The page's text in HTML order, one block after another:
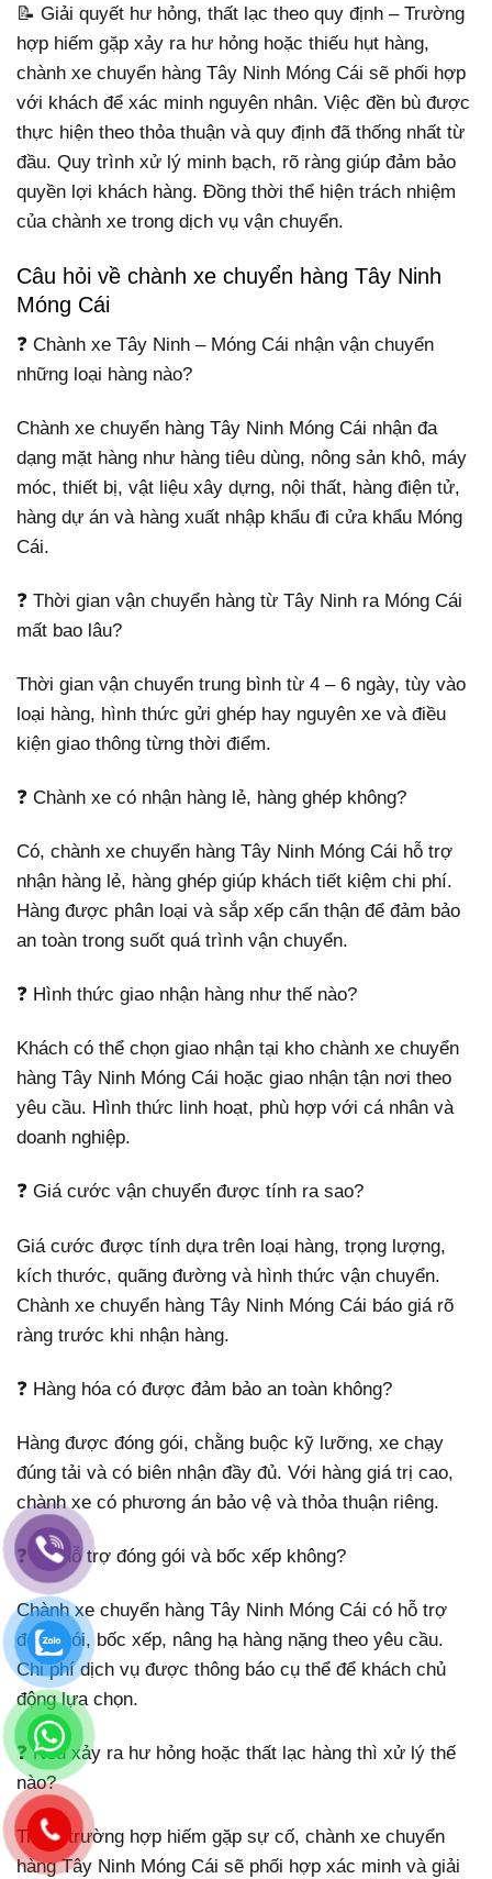
📝 Giải quyết hư hỏng, thất lạc theo quy định – Trường
hợp hiếm gặp xảy ra hư hỏng hoặc thiếu hụt hàng,
chành xe chuyển hàng Tây Ninh Móng Cái sẽ phối hợp
với khách để xác minh nguyên nhân. Việc đền bù được
thực hiện theo thỏa thuận và quy định đã thống nhất từ
đầu. Quy trình xử lý minh bạch, rõ ràng giúp đảm bảo
quyền lợi khách hàng. Đồng thời thể hiện trách nhiệm
của chành xe trong dịch vụ vận chuyển.
Câu hỏi về chành xe chuyển hàng Tây Ninh
Móng Cái
❓ Chành xe Tây Ninh – Móng Cái nhận vận chuyển
những loại hàng nào?
Chành xe chuyển hàng Tây Ninh Móng Cái nhận đa
dạng mặt hàng như hàng tiêu dùng, nông sản khô, máy
móc, thiết bị, vật liệu xây dựng, nội thất, hàng điện tử,
hàng dự án và hàng xuất nhập khẩu đi cửa khẩu Móng
Cái.
❓ Thời gian vận chuyển hàng từ Tây Ninh ra Móng Cái
mất bao lâu?
Thời gian vận chuyển trung bình từ 4 – 6 ngày, tùy vào
loại hàng, hình thức gửi ghép hay nguyên xe và điều
kiện giao thông từng thời điểm.
❓ Chành xe có nhận hàng lẻ, hàng ghép không?
Có, chành xe chuyển hàng Tây Ninh Móng Cái hỗ trợ
nhận hàng lẻ, hàng ghép giúp khách tiết kiệm chi phí.
Hàng được phân loại và sắp xếp cẩn thận để đảm bảo
an toàn trong suốt quá trình vận chuyển.
❓ Hình thức giao nhận hàng như thế nào?
Khách có thể chọn giao nhận tại kho chành xe chuyển
hàng Tây Ninh Móng Cái hoặc giao nhận tận nơi theo
yêu cầu. Hình thức linh hoạt, phù hợp với cá nhân và
doanh nghiệp.
❓ Giá cước vận chuyển được tính ra sao?
Giá cước được tính dựa trên loại hàng, trọng lượng,
kích thước, quãng đường và hình thức vận chuyển.
Chành xe chuyển hàng Tây Ninh Móng Cái báo giá rõ
ràng trước khi nhận hàng.
❓ Hàng hóa có được đảm bảo an toàn không?
Hàng được đóng gói, chằng buộc kỹ lưỡng, xe chạy
đúng tải và có biên nhận đầy đủ. Với hàng giá trị cao,
chành xe có phương án bảo vệ và thỏa thuận riêng.
❓ Có hỗ trợ đóng gói và bốc xếp không?
Chành xe chuyển hàng Tây Ninh Móng Cái có hỗ trợ
đóng gói, bốc xếp, nâng hạ hàng nặng theo yêu cầu.
Chi phí dịch vụ được thông báo cụ thể để khách chủ
động lựa chọn.
❓ Nếu xảy ra hư hỏng hoặc thất lạc hàng thì xử lý thế
nào?
Trong trường hợp hiếm gặp sự cố, chành xe chuyển
hàng Tây Ninh Móng Cái sẽ phối hợp xác minh và giải